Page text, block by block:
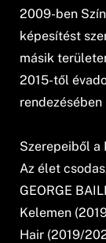
2009-ben
képesítést
másik
2015-től
Szerepeiből a
Az élet
GEORGE
Kelemen
Hair (2019/